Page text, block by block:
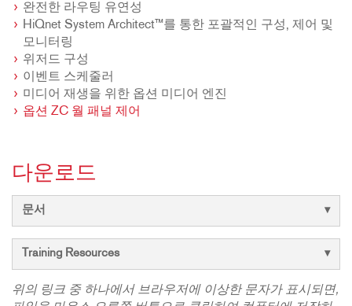
완전한 라우팅 유연성
HiQnet System Architect™를 통한 포괄적인 구성, 제어 및
모니터링
위저드 구성
이벤트 스케줄러
미디어 재생을 위한 옵션 미디어 엔진
옵션 ZC 월 패널 제어
다운로드
문서
Training Resources
위의 링크 중 하나에서 브라우저에 이상한 문자가 표시되면,